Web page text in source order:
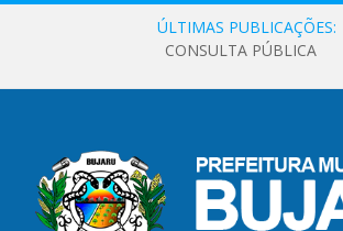
ÚLTIMAS PUBLICAÇÕES:
CONSULTA PÚBLICA